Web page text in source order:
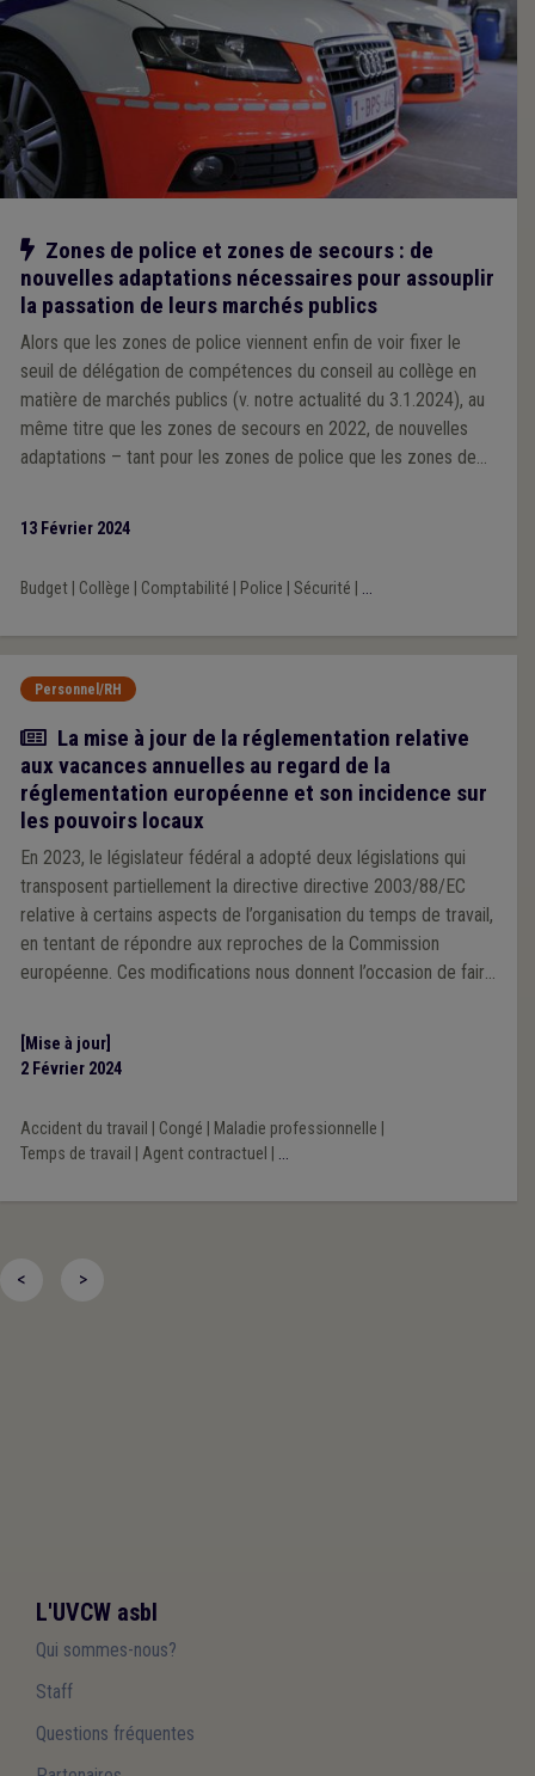
Notre action
Zones de police et zones de secours : de
nouvelles adaptations nécessaires pour assouplir
la passation de leurs marchés publics
Alors que les zones de police viennent enfin de voir fixer le
seuil de délégation de compétences du conseil au collège en
matière de marchés publics (v. notre actualité du 3.1.2024), au
même titre que les zones de secours en 2022, de nouvelles
adaptations – tant pour les zones de police que les zones de
13 Février 2024
Budget| Collège Comptabilité Police Sécurité ...
Personnel/RH
Article
La mise à jour de la réglementation relative
aux vacances annuelles au regard de la
réglementation européenne et son incidence sur
les pouvoirs locaux
En 2023, le législateur fédéral a adopté deux législations qui
transposent partiellement la directive directive 2003/88/EC
relative à certains aspects de l’organisation du temps de travail,
en tentant de répondre aux reproches de la Commission
européenne. Ces modifications nous donnent l’occasion de faire
fonction publique locale.
[Mise à jour]
2 Février 2024
Accident du travail Congé Maladie professionnelle
Temps de travail
Agent contractuel ...
< >
L'UVCW asbl
Qui sommes-nous?
Staff
Questions fréquentes